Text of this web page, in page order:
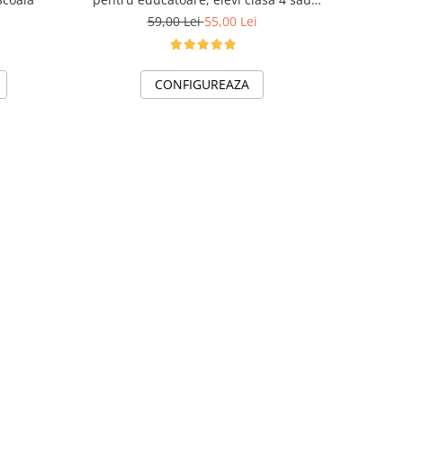
gradinita ABS10906.02
59,00 Lei55,00 Lei
CONFIGUREAZA